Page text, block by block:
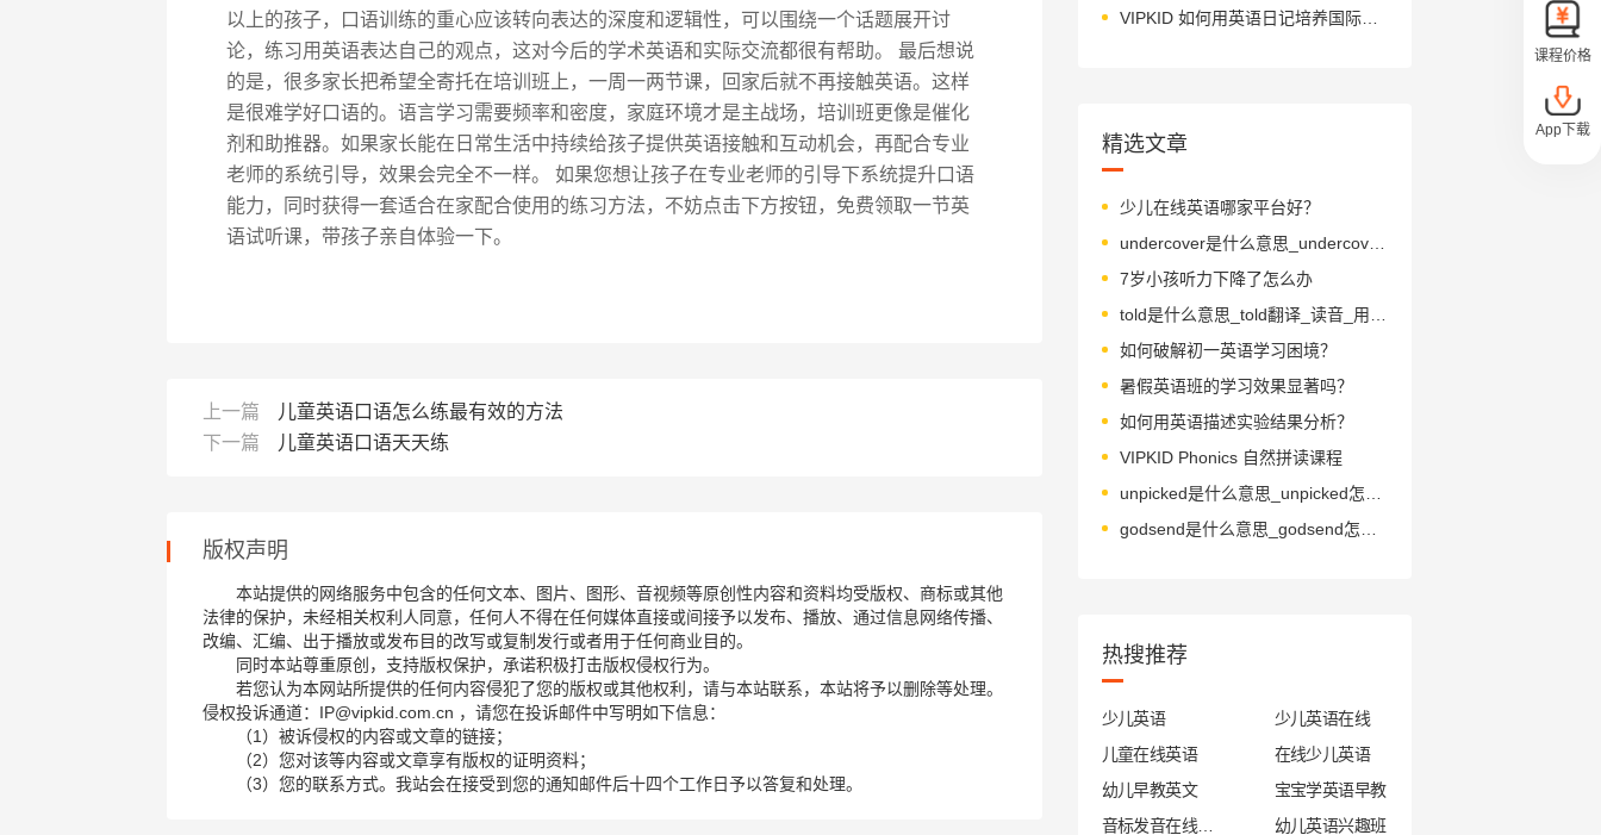
以上的孩子，口语训练的重心应该转向表达的深度和逻辑性，可以围绕一个话题展开讨
论，练习用英语表达自己的观点，这对今后的学术英语和实际交流都很有帮助。 最后想说
的是，很多家长把希望全寄托在培训班上，一周一两节课，回家后就不再接触英语。这样
是很难学好口语的。语言学习需要频率和密度，家庭环境才是主战场，培训班更像是催化
剂和助推器。如果家长能在日常生活中持续给孩子提供英语接触和互动机会，再配合专业
老师的系统引导，效果会完全不一样。 如果您想让孩子在专业老师的引导下系统提升口语
能力，同时获得一套适合在家配合使用的练习方法，不妨点击下方按钮，免费领取一节英
语试听课，带孩子亲自体验一下。
上一篇
儿童英语口语怎么练最有效的方法
下一篇
儿童英语口语天天练
版权声明
本站提供的网络服务中包含的任何文本、图片、图形、音视频等原创性内容和资料均受版权、商标或其他
法律的保护，未经相关权利人同意，任何人不得在任何媒体直接或间接予以发布、播放、通过信息网络传播、
改编、汇编、出于播放或发布目的改写或复制发行或者用于任何商业目的。
同时本站尊重原创，支持版权保护，承诺积极打击版权侵权行为。
若您认为本网站所提供的任何内容侵犯了您的版权或其他权利，请与本站联系，本站将予以删除等处理。
侵权投诉通道：IP@vipkid.com.cn ，请您在投诉邮件中写明如下信息：
（1）被诉侵权的内容或文章的链接；
（2）您对该等内容或文章享有版权的证明资料；
（3）您的联系方式。我站会在接受到您的通知邮件后十四个工作日予以答复和处理。
VIPKID 如何用英语日记培养国际化人才？
精选文章
少儿在线英语哪家平台好？
undercover是什么意思_undercover怎么读_音标ˌʌndəˈkʌvə(r)
7岁小孩听力下降了怎么办
如何破解初一英语学习困境？
暑假英语班的学习效果显著吗？
如何用英语描述实验结果分析？
VIPKID Phonics 自然拼读课程
热搜推荐
少儿英语
少儿英语在线
儿童在线英语
在线少儿英语
幼儿早教英文
宝宝学英语早教
幼儿英语兴趣班
课程价格
App下载